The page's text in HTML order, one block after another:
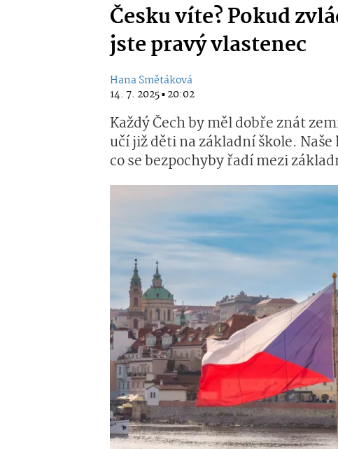
Česku víte? Pokud
jste pravý vlastenec
Hana Smětáková
14. 7. 2025 ▪ 20:02
Každý Čech by měl dobře znát
učí již děti na základní škole.
co se bezpochyby řadí mezi